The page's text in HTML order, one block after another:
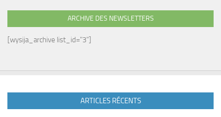
ARCHIVE DES NEWSLETTERS
[wysija_archive list_id="3"]
ARTICLES RÉCENTS